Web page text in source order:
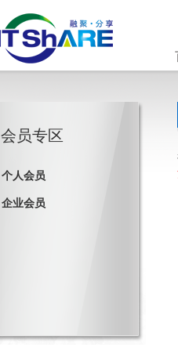
会员专区
个人会员
企业会员